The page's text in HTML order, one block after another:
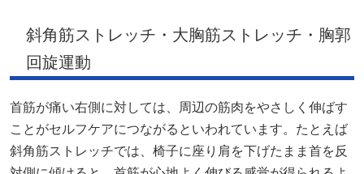
斜角筋ストレッチ・大胸筋ストレッチ・胸郭
回旋運動
首筋が痛い右側に対しては、周辺の筋肉をやさしく伸ばす
ことがセルフケアにつながるといわれています。たとえば
斜角筋ストレッチでは、椅子に座り肩を下げたまま首を反